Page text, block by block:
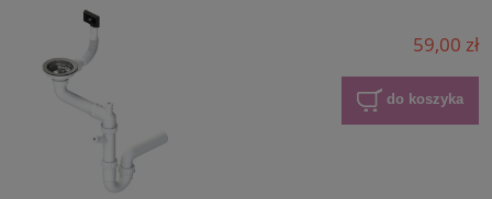
59,00 zł
do koszyka